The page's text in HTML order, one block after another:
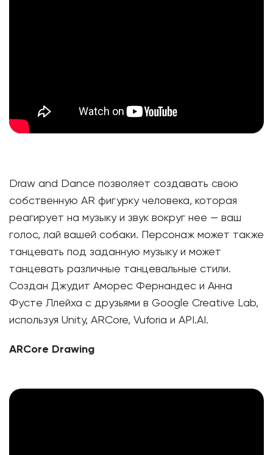
Draw and Dance позволяет создавать свою
собственную AR фигурку человека, которая
реагирует на музыку и звук вокруг нее — ваш
голос, лай вашей собаки. Персонаж может также
танцевать под заданную музыку и может
танцевать различные танцевальные стили.
Создан Джудит Аморес Фернандес и Анна
Фусте Ллейха с друзьями в Google Creative Lab,
используя Unity, ARCore, Vuforia и API.AI.
ARCore Drawing